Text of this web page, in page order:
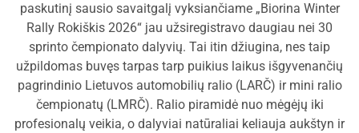
paskutinį sausio savaitgalį vyksiančiame „Biorina Winter
Rally Rokiškis 2026“ jau užsiregistravo daugiau nei 30
sprinto čempionato dalyvių. Tai itin džiugina, nes taip
užpildomas buvęs tarpas tarp puikius laikus išgyvenančių
pagrindinio Lietuvos automobilių ralio (LARČ) ir mini ralio
čempionatų (LMRČ). Ralio piramidė nuo mėgėjų iki
profesionalų veikia, o dalyviai natūraliai keliauja aukštyn ir